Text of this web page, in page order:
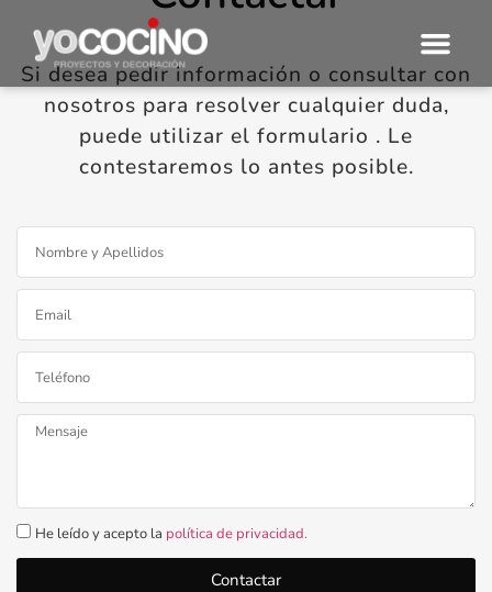
Si desea pedir información o consultar con
nosotros para resolver cualquier duda,
puede utilizar el formulario . Le
contestaremos lo antes posible.
He leído y acepto la política de privacidad.
Contactar